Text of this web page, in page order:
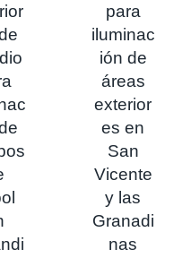
para
iluminac
ión de
áreas
exterior
es en
San
Vicente
y las
Granadi
nas